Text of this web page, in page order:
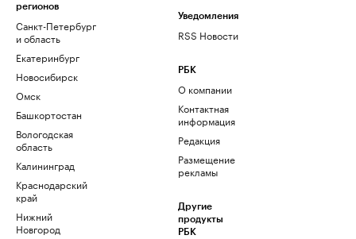
регионов
Санкт-Петербург
и область
Екатеринбург
Новосибирск
Омск
Башкортостан
Вологодская
область
Калининград
Краснодарский
край
Нижний
Новгород
Уведомления
RSS Новости
РБК
О компании
Контактная
информация
Редакция
Размещение
рекламы
Другие
продукты
РБК